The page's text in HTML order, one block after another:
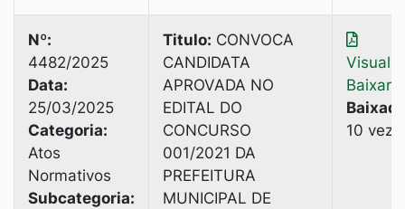
Nº:
4482/2025
Data:
25/03/2025
Categoria:
Atos
Normativos
Subcategoria:
Titulo: CONVOCA
CANDIDATA
APROVADA NO
EDITAL DO
CONCURSO
001/2021 DA
PREFEITURA
MUNICIPAL DE
Baixar
10